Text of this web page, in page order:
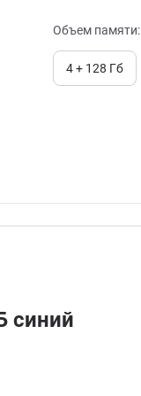
Объем памяти:
4 + 128 Гб
синий